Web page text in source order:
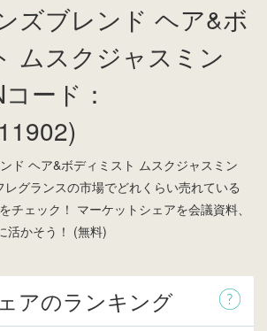
ズブレンド ヘア&ボ
ムスクジャスミン
ード：
ド ヘア&ボディミスト ムスクジャスミン
グランスの市場でどれくらい売れている
チェック！ マーケットシェアを会議資料、
活かそう！ (無料)
アのランキング